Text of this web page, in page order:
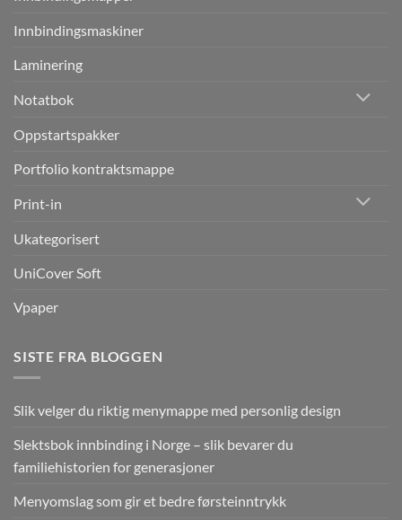
Innbindingsmaskiner
Laminering
Notatbok
Oppstartspakker
Portfolio kontraktsmappe
Print-in
Ukategorisert
UniCover Soft
Vpaper
SISTE FRA BLOGGEN
Slik velger du riktig menymappe med personlig design
Slektsbok innbinding i Norge – slik bevarer du
familiehistorien for generasjoner
Menyomslag som gir et bedre førsteinntrykk